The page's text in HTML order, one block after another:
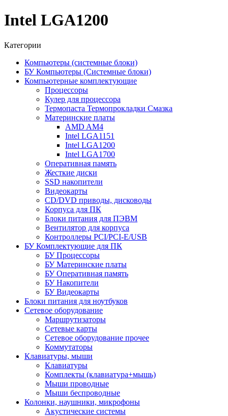
Intel LGA1200
Категории
Компьютеры (системные блоки)
БУ Компьютеры (Системные блоки)
Компьютерные комплектующие
Процессоры
Кулер для процессора
Термопаста Термопрокладки Смазка
Материнские платы
AMD AM4
Intel LGA1151
Intel LGA1200
Intel LGA1700
Оперативная память
Жесткие диски
SSD накопители
Видеокарты
CD/DVD приводы, дисководы
Корпуса для ПК
Блоки питания для ПЭВМ
Вентилятор для корпуса
Контроллеры PCI/PCI-E/USB
БУ Комплектующие для ПК
БУ Процессоры
БУ Материнские платы
БУ Оперативная память
БУ Накопители
БУ Видеокарты
Блоки питания для ноутбуков
Сетевое оборудование
Маршрутизаторы
Сетевые карты
Сетевое оборудование прочее
Коммутаторы
Клавиатуры, мыши
Клавиатуры
Комплекты (клавиатура+мышь)
Мыши проводные
Мыши беспроводные
Колонки, наушники, микрофоны
Акустические системы